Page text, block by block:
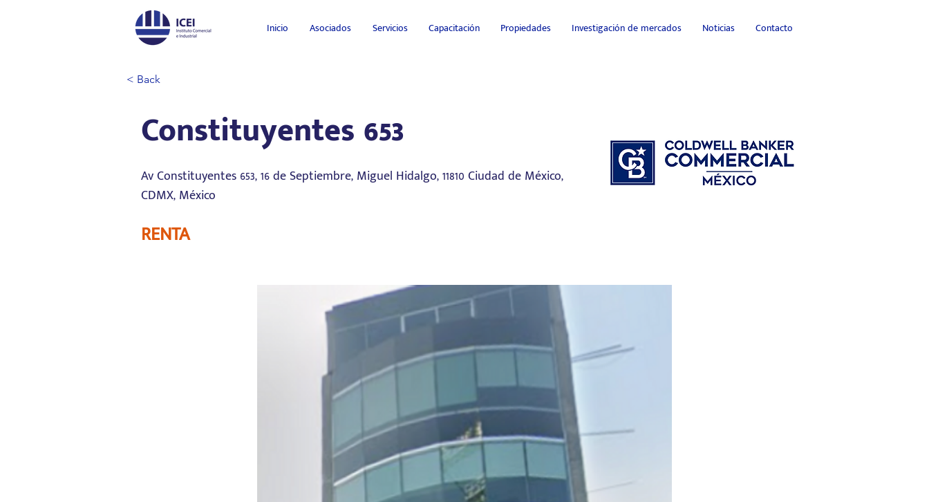
Inicio Asociados Servicios Capacitación Propiedades Investigación de mercados Noticias Contacto
< Back
Constituyentes 653
Av Constituyentes 653, 16 de Septiembre, Miguel Hidalgo, 11810 Ciudad de México,
CDMX, México
RENTA